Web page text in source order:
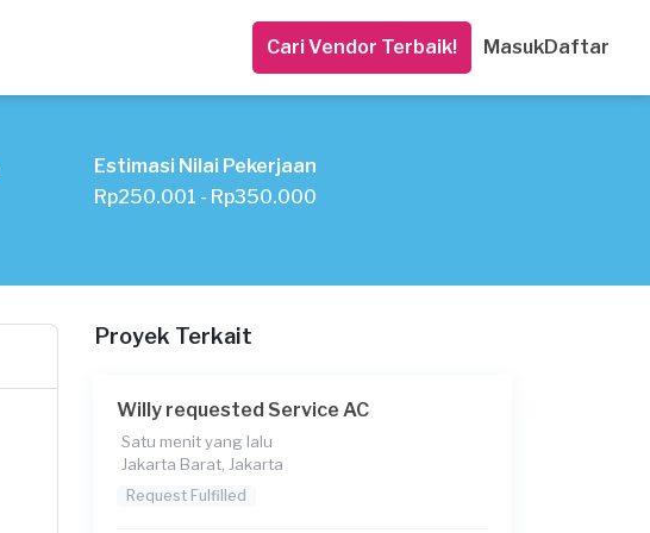
Cari Vendor Terbaik! MasukDaftar
Estimasi Nilai Pekerjaan
Rp250.001 - Rp350.000
Proyek Terkait
Willy requested Service AC
Satu menit yang lalu
Jakarta Barat, Jakarta
Request Fulfilled